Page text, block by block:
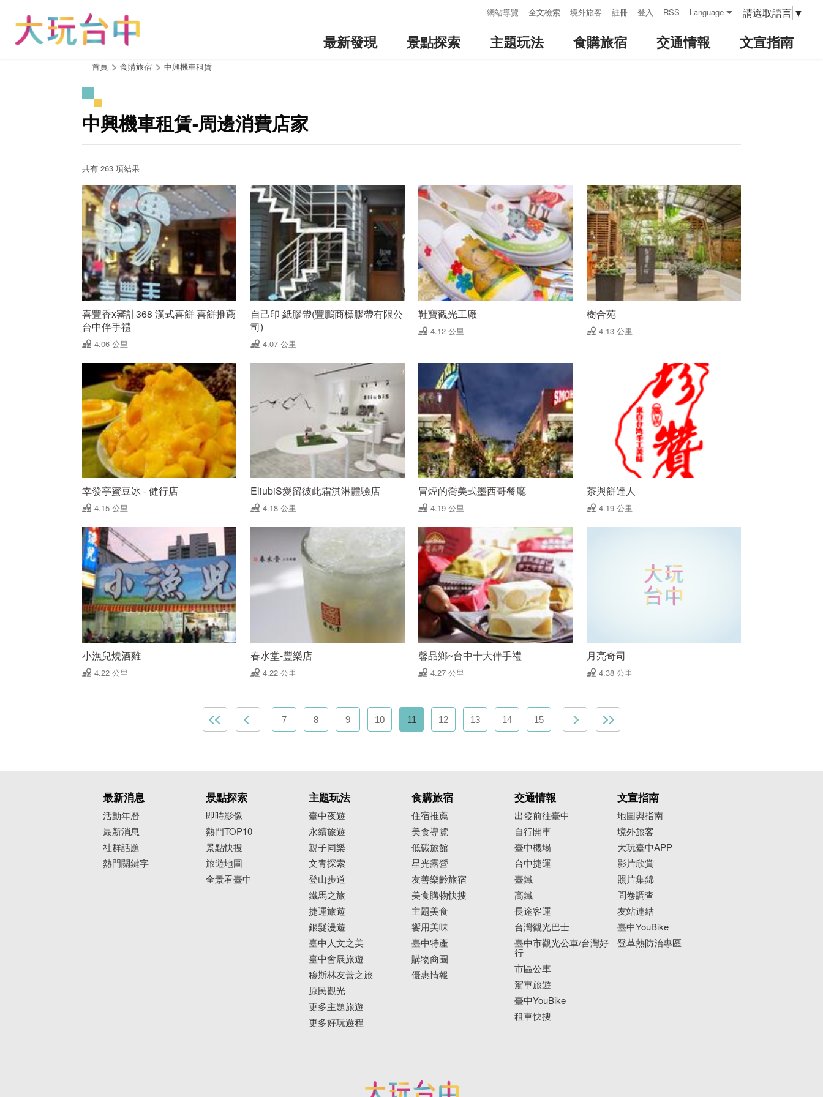
網站導覽 全文檢索 境外旅客 註冊 登入 RSS Language 請選取語言 ▼
最新發現 景點探索 主題玩法 食購旅宿 交通情報 文宣指南
首頁 食購旅宿 中興機車租賃
中興機車租賃-周邊消費店家
共有 263 項結果
喜豐香x審計368 漢式喜餅 喜餅推薦
台中伴手禮
4.06 公里
自己印 紙膠帶(豐鵬商標膠帶有限公
司)
4.07 公里
鞋寶觀光工廠
4.12 公里
樹合苑
4.13 公里
幸發亭蜜豆冰 - 健行店
4.15 公里
EliubiS愛留彼此霜淇淋體驗店
4.18 公里
冒煙的喬美式墨西哥餐廳
4.19 公里
茶與餅達人
4.19 公里
小漁兒燒酒雞
4.22 公里
春水堂-豐樂店
4.22 公里
馨品鄉~台中十大伴手禮
4.27 公里
月亮奇司
4.38 公里
7 8 9 10 11 12 13 14 15
最新消息
活動年曆
最新消息
社群話題
熱門關鍵字
景點探索
即時影像
熱門TOP10
景點快搜
旅遊地圖
全景看臺中
主題玩法
臺中夜遊
永續旅遊
親子同樂
文青探索
登山步道
鐵馬之旅
捷運旅遊
銀髮漫遊
臺中人文之美
臺中會展旅遊
穆斯林友善之旅
原民觀光
更多主題旅遊
更多好玩遊程
食購旅宿
住宿推薦
美食導覽
低碳旅館
星光露營
友善樂齡旅宿
美食購物快搜
主題美食
饗用美味
臺中特產
購物商圈
優惠情報
交通情報
出發前往臺中
自行開車
臺中機場
台中捷運
臺鐵
高鐵
長途客運
台灣觀光巴士
臺中市觀光公車/台灣好
行
市區公車
駕車旅遊
臺中YouBike
租車快搜
文宣指南
地圖與指南
境外旅客
大玩臺中APP
影片欣賞
照片集錦
問卷調查
友站連結
臺中YouBike
登革熱防治專區